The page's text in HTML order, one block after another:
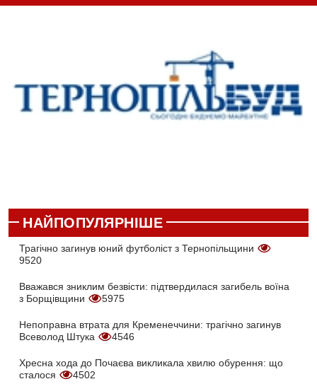
НАЙПОПУЛЯРНІШЕ
Трагічно загинув юний футболіст з Тернопільщини
9520
Вважався зниклим безвісти: підтвердилася загибель воїна
з Борщівщини
5975
Непоправна втрата для Кременеччини: трагічно загинув
Всеволод Штука
4546
Хресна хода до Почаєва викликала хвилю обурення: що
сталося
4502